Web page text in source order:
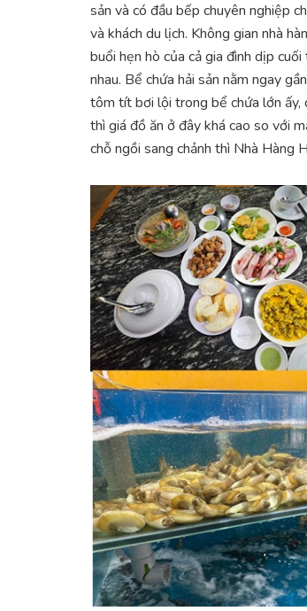
sản và có đầu bếp chuyên nghiệp
và khách du lịch. Không gian nhà
buổi hẹn hò của cả gia đình dịp
nhau. Bể chứa hải sản nằm ngay
tôm tít bơi lội trong bể chứa lớn ấy,
thì giá đồ ăn ở đây khá cao so với
chỗ ngồi sang chảnh thì Nhà Hàng